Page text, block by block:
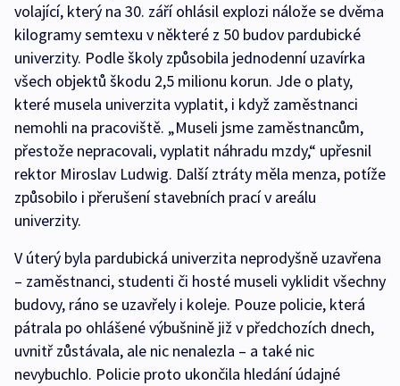
volající, který na 30. září ohlásil explozi nálože se dvěma
kilogramy semtexu v některé z 50 budov pardubické
univerzity. Podle školy způsobila jednodenní uzavírka
všech objektů škodu 2,5 milionu korun. Jde o platy,
které musela univerzita vyplatit, i když zaměstnanci
nemohli na pracoviště. „Museli jsme zaměstnancům,
přestože nepracovali, vyplatit náhradu mzdy,“ upřesnil
rektor Miroslav Ludwig. Další ztráty měla menza, potíže
způsobilo i přerušení stavebních prací v areálu
univerzity.
V úterý byla pardubická univerzita neprodyšně uzavřena
– zaměstnanci, studenti či hosté museli vyklidit všechny
budovy, ráno se uzavřely i koleje. Pouze policie, která
pátrala po ohlášené výbušnině již v předchozích dnech,
uvnitř zůstávala, ale nic nenalezla – a také nic
nevybuchlo. Policie proto ukončila hledání údajné